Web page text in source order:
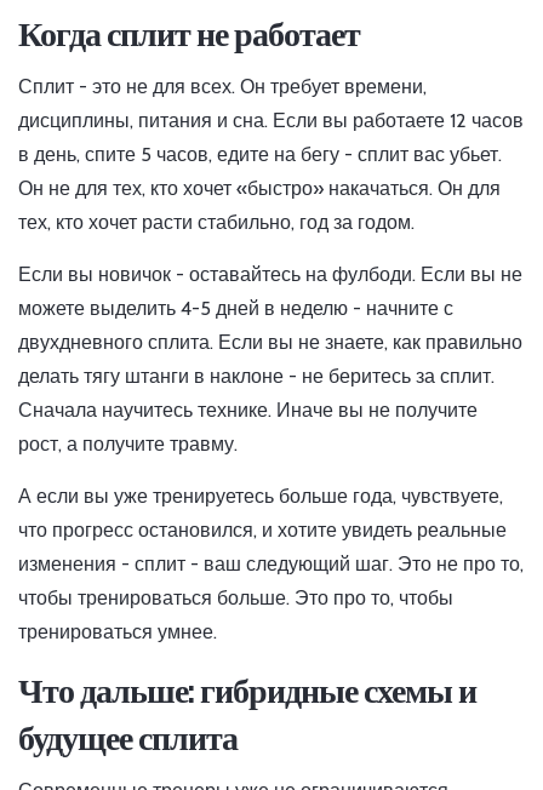
Когда сплит не работает
Сплит - это не для всех. Он требует времени,
дисциплины, питания и сна. Если вы работаете 12 часов
в день, спите 5 часов, едите на бегу - сплит вас убьет.
Он не для тех, кто хочет «быстро» накачаться. Он для
тех, кто хочет расти стабильно, год за годом.
Если вы новичок - оставайтесь на фулбоди. Если вы не
можете выделить 4-5 дней в неделю - начните с
двухдневного сплита. Если вы не знаете, как правильно
делать тягу штанги в наклоне - не беритесь за сплит.
Сначала научитесь технике. Иначе вы не получите
рост, а получите травму.
А если вы уже тренируетесь больше года, чувствуете,
что прогресс остановился, и хотите увидеть реальные
изменения - сплит - ваш следующий шаг. Это не про то,
чтобы тренироваться больше. Это про то, чтобы
тренироваться умнее.
Что дальше: гибридные схемы и
будущее сплита